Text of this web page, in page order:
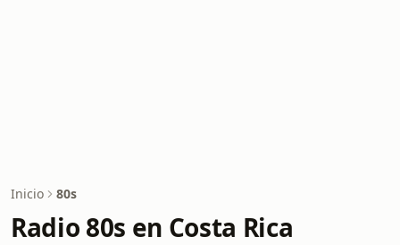
Inicio 80s
Radio 80s en Costa Rica